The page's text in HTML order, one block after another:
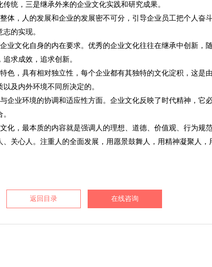
统，三是继承外来的企业文化实践和研究成果。
体，人的发展和企业的发展密不可分，引导企业员工把个人奋
的实现。
业文化自身的内在要求。优秀的企业文化往往在继承中创新，
求成效，追求创新。
色，具有相对独立性，每个企业都有其独特的文化淀积，这是
及内外环境不同所决定的。
企业环境的协调和适应性方面。企业文化反映了时代精神，它
化，最本质的内容就是强调人的理想、道德、价值观、行为规
关心人。注重人的全面发展，用愿景鼓舞人，用精神凝聚人
返回目录 在线咨询